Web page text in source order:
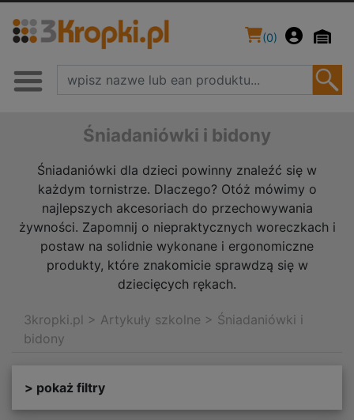
(0)
Śniadaniówki i bidony
Śniadaniówki dla dzieci powinny znaleźć się w
każdym tornistrze. Dlaczego? Otóż mówimy o
najlepszych akcesoriach do przechowywania
żywności. Zapomnij o niepraktycznych woreczkach i
postaw na solidnie wykonane i ergonomiczne
produkty, które znakomicie sprawdzą się w
dziecięcych rękach.
3kropki.pl > Artykuły szkolne > Śniadaniówki i
bidony
> pokaż filtry